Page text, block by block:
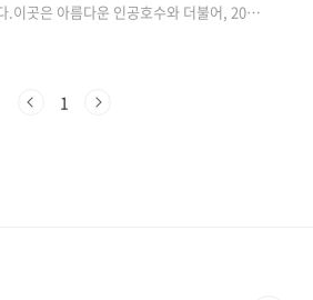
.이곳은 아름다운 인공호수와 더불어, 2024
늘탐방로(스카이워크), 그리고 청록파 시
니다.이번 포스팅에서는 금광호수의 매력
1